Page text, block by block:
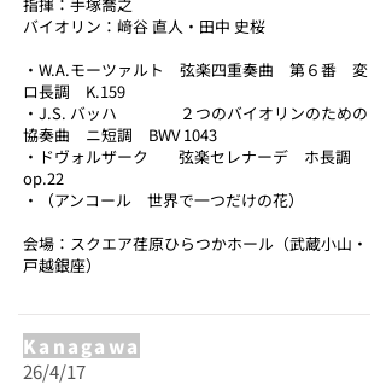
バイオリン：﨑谷 直人・田中 史桜
・W.A.モーツァルト 弦楽四重奏曲 第６番 変
ロ長調 K.159
・J.S. バッハ ２つのバイオリンのための
協奏曲 ニ短調 BWV 1043
・ドヴォルザーク 弦楽セレナーデ ホ長調
op.22
・（アンコール 世界で一つだけの花）
会場：スクエア荏原ひらつかホール（武蔵小山・
戸越銀座）
Kanagawa
26/4/17